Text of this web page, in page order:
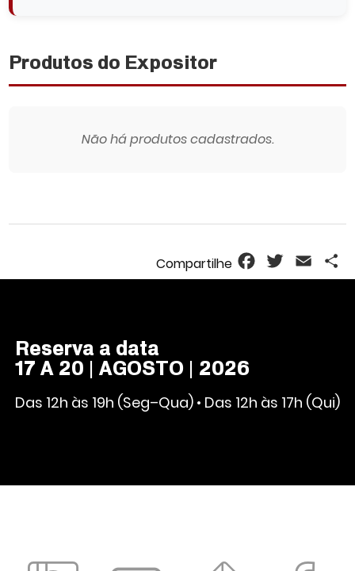
Produtos do Expositor
Não há produtos cadastrados.
FacebookTwitterEmail
Reserva a data
17 A 20 | AGOSTO | 2026
Das 12h às 19h (Seg–Qua) • Das 12h às 17h (Qui)